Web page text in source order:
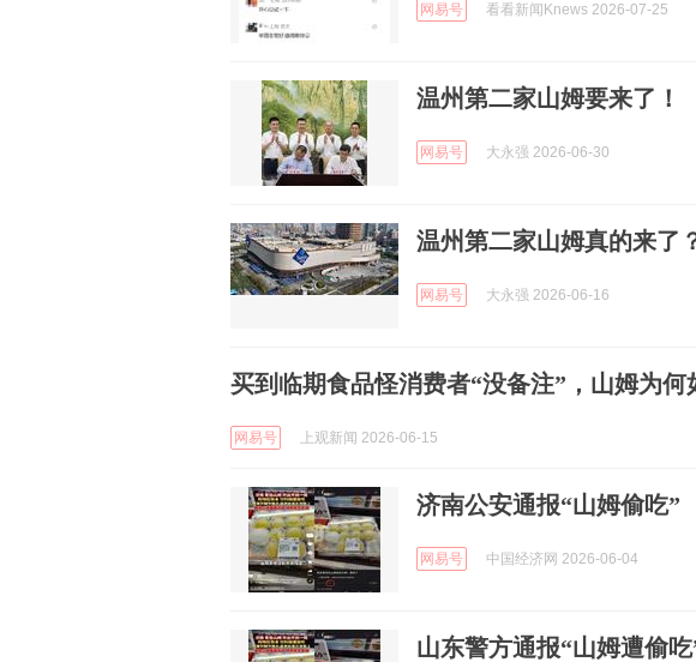
网易号 看看新闻Knews 2026-07-25
温州第二家山姆要来了！
网易号 大永强 2026-06-30
温州第二家山姆真的来了
网易号 大永强 2026-06-16
买到临期食品怪消费者“没备注”，山姆为
网易号 上观新闻 2026-06-15
济南公安通报“山姆偷吃”
网易号 中国经济网 2026-06-04
山东警方通报“山姆遭偷吃